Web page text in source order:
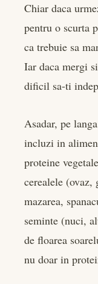
Chiar daca
pentru o scurta
ca trebuie sa
Iar daca mergi
dificil sa-ti
Asadar, pe
incluzi in
proteine
cerealele
mazarea,
seminte (nuci,
de floarea
nu doar in